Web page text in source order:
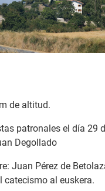
de altitud.
patronales el día 29
Degollado
Juan Pérez de
catecismo al euskera.